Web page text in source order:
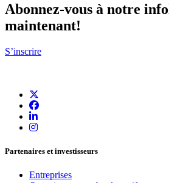
Abonnez-vous à notre
maintenant!
S’inscrire
Partenaires et investisseurs
Entreprises